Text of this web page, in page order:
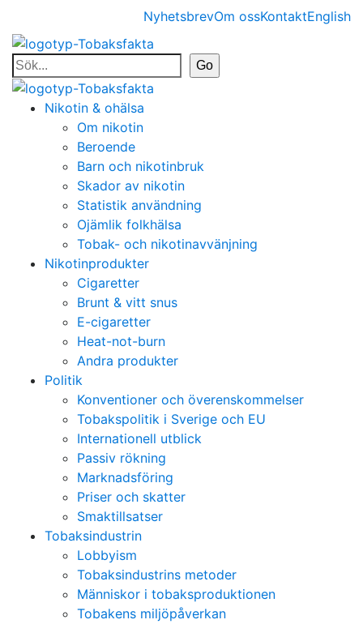
NyhetsbrevOm ossKontaktEnglish
Nikotin & ohälsa
Om nikotin
Beroende
Barn och nikotinbruk
Skador av nikotin
Statistik användning
Ojämlik folkhälsa
Tobak- och nikotinavvänjning
Nikotinprodukter
Cigaretter
Brunt & vitt snus
E-cigaretter
Heat-not-burn
Andra produkter
Politik
Konventioner och överenskommelser
Tobakspolitik i Sverige och EU
Internationell utblick
Passiv rökning
Marknadsföring
Priser och skatter
Smaktillsatser
Tobaksindustrin
Lobbyism
Tobaksindustrins metoder
Människor i tobaksproduktionen
Tobakens miljöpåverkan